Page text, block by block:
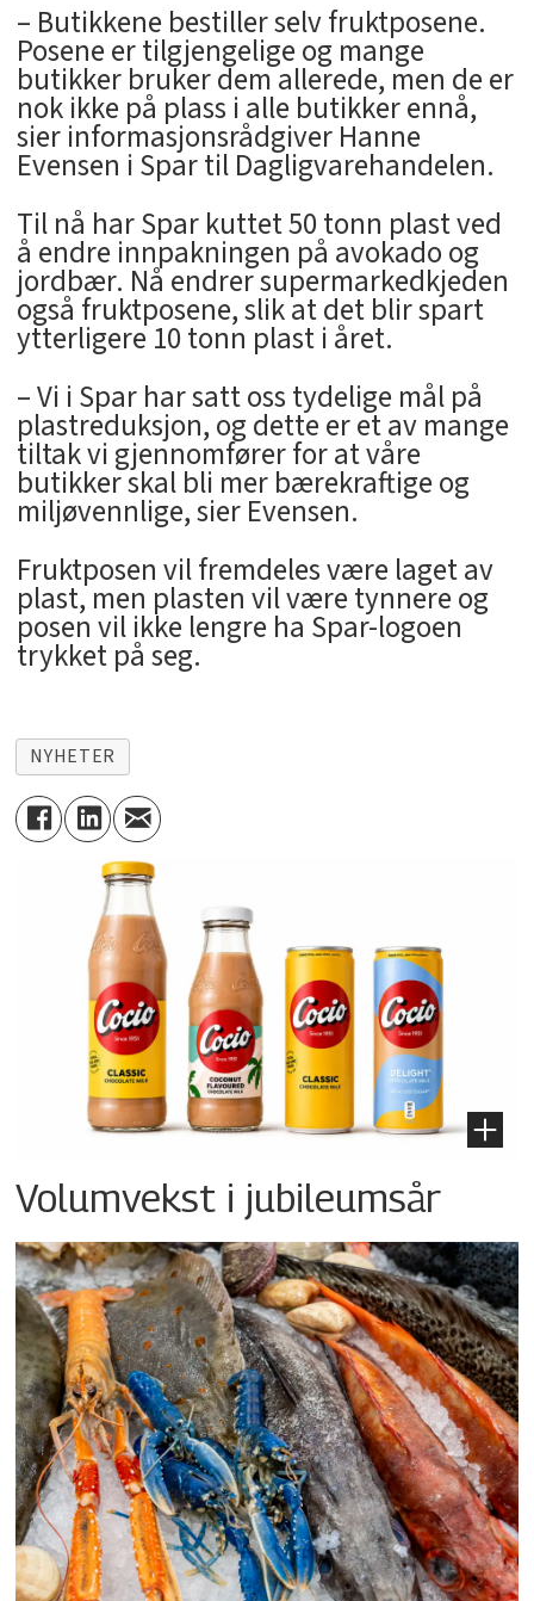
– Butikkene bestiller selv fruktposene.
Posene er tilgjengelige og mange
butikker bruker dem allerede, men de er
nok ikke på plass i alle butikker ennå,
sier informasjonsrådgiver Hanne
Evensen i Spar til Dagligvarehandelen.
Til nå har Spar kuttet 50 tonn plast ved
å endre innpakningen på avokado og
jordbær. Nå endrer supermarkedkjeden
også fruktposene, slik at det blir spart
ytterligere 10 tonn plast i året.
– Vi i Spar har satt oss tydelige mål på
plastreduksjon, og dette er et av mange
tiltak vi gjennomfører for at våre
butikker skal bli mer bærekraftige og
miljøvennlige, sier Evensen.
Fruktposen vil fremdeles være laget av
plast, men plasten vil være tynnere og
posen vil ikke lengre ha Spar-logoen
trykket på seg.
NYHETER
Volumvekst i jubileumsår